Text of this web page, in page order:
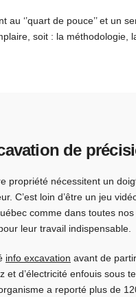
au ‘’quart de pouce’’ et un
soit : la méthodologie,
de
nécessitent un
C’est loin d’être un jeu
comme dans toutes
leur travail indispensable.
info excavation avant de
d’électricité enfouis sous
a reporté plus de